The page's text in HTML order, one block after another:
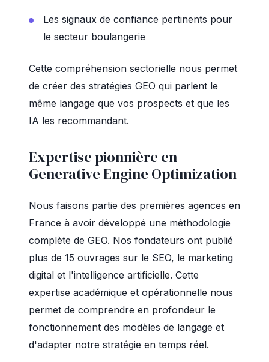
Les signaux de confiance pertinents pour
le secteur boulangerie
Cette compréhension sectorielle nous permet
de créer des stratégies GEO qui parlent le
même langage que vos prospects et que les
IA les recommandant.
Expertise pionnière en
Generative Engine Optimization
Nous faisons partie des premières agences en
France à avoir développé une méthodologie
complète de GEO. Nos fondateurs ont publié
plus de 15 ouvrages sur le SEO, le marketing
digital et l'intelligence artificielle. Cette
expertise académique et opérationnelle nous
permet de comprendre en profondeur le
fonctionnement des modèles de langage et
d'adapter notre stratégie en temps réel.